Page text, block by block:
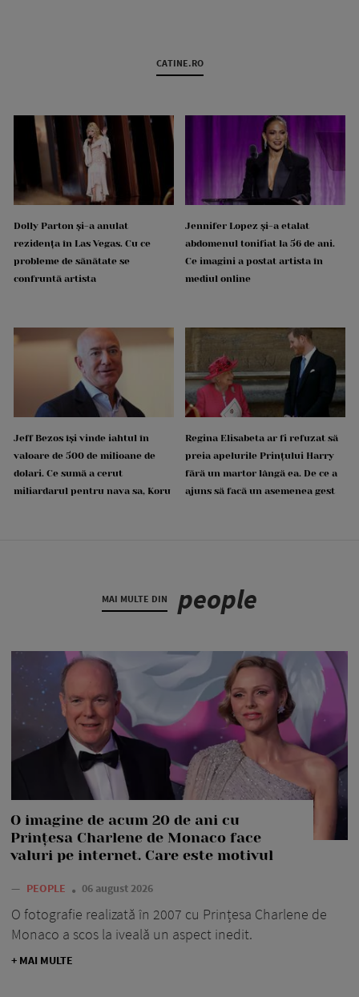
CATINE.RO
Dolly Parton și-a anulat
rezidența în Las Vegas. Cu ce
probleme de sănătate se
confruntă artista
Jennifer Lopez și-a etalat
abdomenul tonifiat la 56 de ani.
Ce imagini a postat artista în
mediul online
Jeff Bezos își vinde iahtul în
valoare de 500 de milioane de
dolari. Ce sumă a cerut
miliardarul pentru nava sa, Koru
Regina Elisabeta ar fi refuzat să
preia apelurile Prințului Harry
fără un martor lângă ea. De ce a
ajuns să facă un asemenea gest
MAI MULTE DIN people
O imagine de acum 20 de ani cu
Prințesa Charlene de Monaco face
valuri pe internet. Care este motivul
— PEOPLE 06 august 2026
O fotografie realizată în 2007 cu Prințesa Charlene de
Monaco a scos la iveală un aspect inedit.
+ MAI MULTE